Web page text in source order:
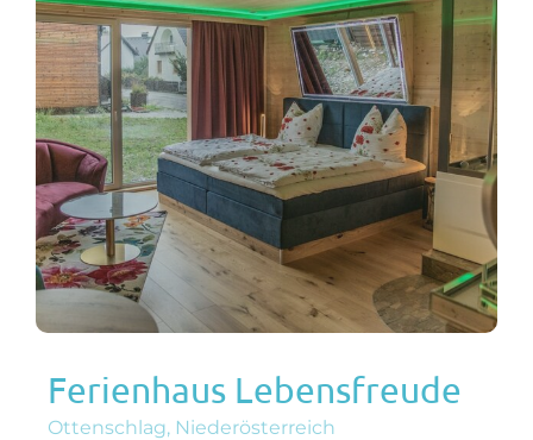
Ferienhaus Lebensfreude
Ottenschlag, Niederösterreich